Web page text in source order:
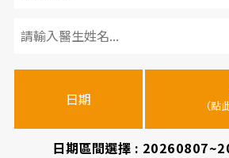
診
醫
時
日期 （點
日期區間選擇 :